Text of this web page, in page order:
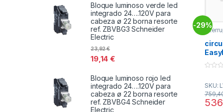
-29%
kA
unit,
u
t
o
f
SKU:
Bloque luminoso verde led
integrado 24….120V para
cabeza ø 22 borna resorte
ref. ZBVBG3 Schneider
Electric
19,14€
23,92€
Bloque luminoso rojo led
integrado 24….120V para
cabeza ø 22 borna resorte
ref. ZBVBG4 Schneider
Electric